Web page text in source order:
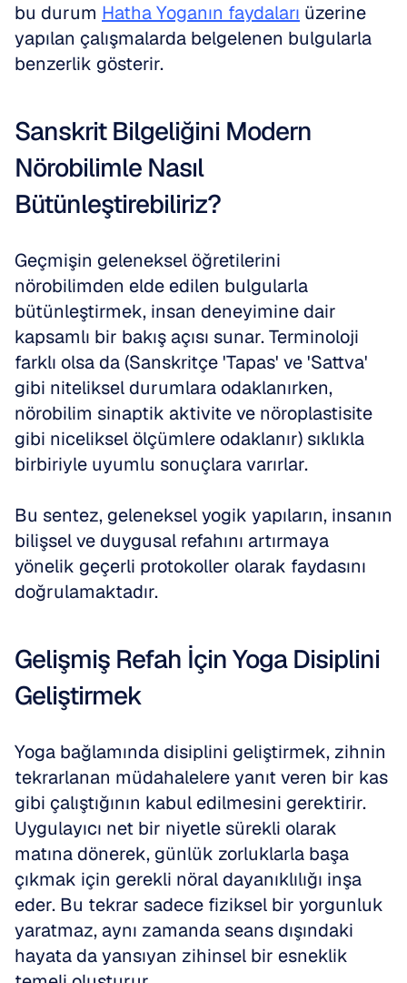
bu durum Hatha Yoganın faydaları üzerine
yapılan çalışmalarda belgelenen bulgularla
benzerlik gösterir.
Sanskrit Bilgeliğini Modern
Nörobilimle Nasıl
Bütünleştirebiliriz?
Geçmişin geleneksel öğretilerini
nörobilimden elde edilen bulgularla
bütünleştirmek, insan deneyimine dair
kapsamlı bir bakış açısı sunar. Terminoloji
farklı olsa da (Sanskritçe 'Tapas' ve 'Sattva'
gibi niteliksel durumlara odaklanırken,
nörobilim sinaptik aktivite ve nöroplastisite
gibi niceliksel ölçümlere odaklanır) sıklıkla
birbiriyle uyumlu sonuçlara varırlar.
Bu sentez, geleneksel yogik yapıların, insanın
bilişsel ve duygusal refahını artırmaya
yönelik geçerli protokoller olarak faydasını
doğrulamaktadır.
Gelişmiş Refah İçin Yoga Disiplini
Geliştirmek
Yoga bağlamında disiplini geliştirmek, zihnin
tekrarlanan müdahalelere yanıt veren bir kas
gibi çalıştığının kabul edilmesini gerektirir.
Uygulayıcı net bir niyetle sürekli olarak
matına dönerek, günlük zorluklarla başa
çıkmak için gerekli nöral dayanıklılığı inşa
eder. Bu tekrar sadece fiziksel bir yorgunluk
yaratmaz, aynı zamanda seans dışındaki
hayata da yansıyan zihinsel bir esneklik